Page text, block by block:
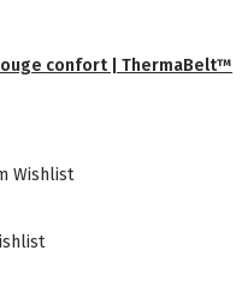
confort | ThermaBelt™
Wishlist